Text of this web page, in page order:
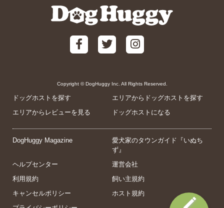
Copyright © DogHuggy Inc. All Rights Reserved.
ドッグホストを探す
エリアからドッグホストを探す
エリアからレビューを見る
ドッグホストになる
DogHuggy Magazine
愛犬家のタウンガイド『いぬち
ず』
ヘルプセンター
運営会社
利用規約
飼い主規約
キャンセルポリシー
ホスト規約